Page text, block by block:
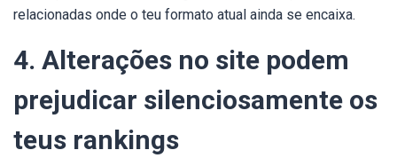
relacionadas onde o teu formato atual ainda se encaixa.
4. Alterações no site podem
prejudicar silenciosamente os
teus rankings